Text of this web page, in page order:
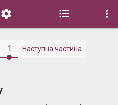
  
1 Наступна частина